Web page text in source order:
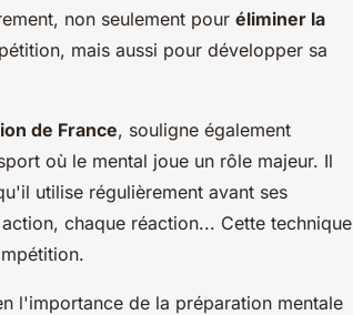
non seulement pour éliminer la
mais aussi pour développer sa
de France, souligne également
où le mental joue un rôle majeur. Il
utilise régulièrement avant ses
chaque réaction... Cette technique
l'importance de la préparation mentale